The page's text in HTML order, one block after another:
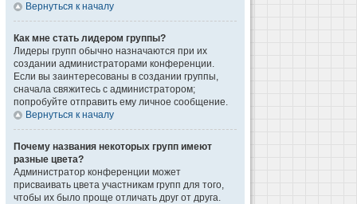
Вернуться к началу
Как мне стать лидером группы?
Лидеры групп обычно назначаются при их
создании администраторами конференции.
Если вы заинтересованы в создании группы,
сначала свяжитесь с администратором;
попробуйте отправить ему личное сообщение.
Вернуться к началу
Почему названия некоторых групп имеют
разные цвета?
Администратор конференции может
присваивать цвета участникам групп для того,
чтобы их было проще отличать друг от друга.